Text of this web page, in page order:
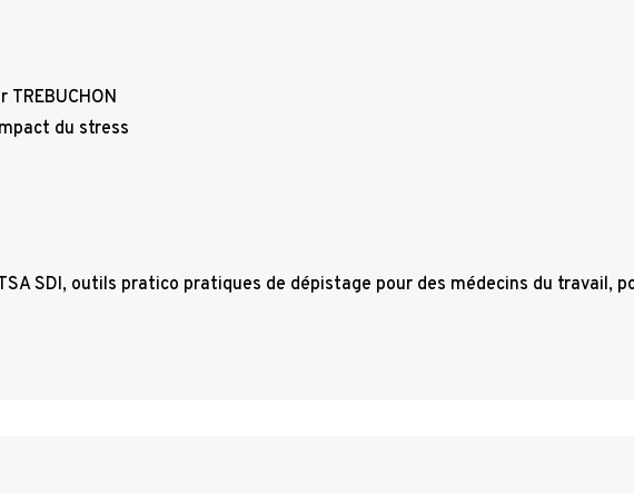
TREBUCHON
du stress
SDI, outils pratico pratiques de dépistage pour des médecins du travail,